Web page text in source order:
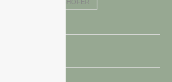
ROBERT GRIESHOFER